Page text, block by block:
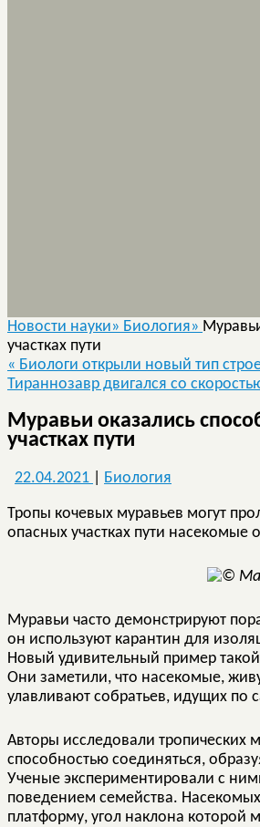
Новости науки» Биология»
участках пути
« Биологи открыли новый тип
Тираннозавр двигался со
Муравьи оказались
участках пути
22.04.2021 Биология
Тропы кочевых муравьев могут
опасных участках пути насекомые
Муравьи часто демонстрируют
он используют карантин для
Новый удивительный пример
Они заметили, что насекомые,
улавливают собратьев, идущих
Авторы исследовали тропических
способностью соединяться,
Ученые экспериментировали с
поведением семейства.
платформу, угол наклона которой